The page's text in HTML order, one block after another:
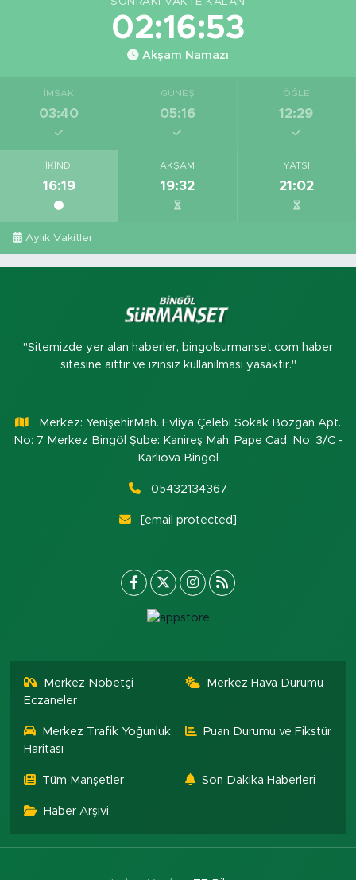
02:16:52
Akşam Namazı
İMSAK
03:40
GÜNEŞ
05:16
ÖĞLE
12:29
İKINDI
16:19
AKŞAM
19:32
YATSI
21:02
Aylık Vakitler
"Sitemizde yer alan haberler, bingolsurmanset.com haber
sitesine aittir ve izinsiz kullanılması yasaktır."
Merkez: YenişehirMah. Evliya Çelebi Sokak Bozgan Apt.
No: 7 Merkez Bingöl Şube: Kanireş Mah. Pape Cad. No: 3/C -
Karlıova Bingöl
05432134367
[email protected]
Merkez Nöbetçi
Eczaneler
Merkez Hava Durumu
Merkez Trafik Yoğunluk
Haritası
Puan Durumu ve Fikstür
Tüm Manşetler Son Dakika Haberleri
Haber Arşivi